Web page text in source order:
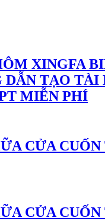
XINGFA
DẪN TẠO TÀI
MIỄN PHÍ
CỬA
CỬA